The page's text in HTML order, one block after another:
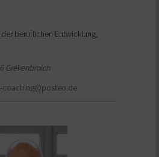
beruflichen Entwicklung,
Grevenbroich
coaching@posteo.de